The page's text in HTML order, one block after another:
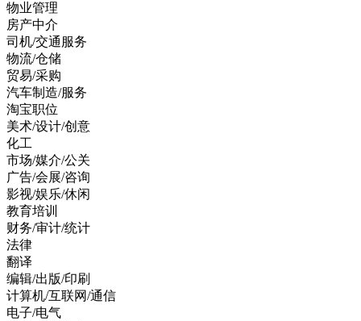
物业管理
房产中介
司机/交通服务
物流/仓储
贸易/采购
汽车制造/服务
淘宝职位
美术/设计/创意
化工
市场/媒介/公关
广告/会展/咨询
影视/娱乐/休闲
教育培训
财务/审计/统计
法律
翻译
编辑/出版/印刷
计算机/互联网/通信
电子/电气